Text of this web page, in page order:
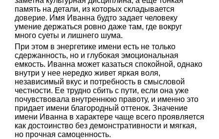
память на детали, из которых складывается
доверие. Имя Иванна будто задает человеку
умение держаться ровно даже там, где вокруг
много суеты и лишнего шума.
При этом в энергетике имени есть не только
сдержанность, но и глубокая эмоциональная
емкость. Иванна может казаться спокойной, однако
внутри у нее нередко живет яркая воля,
независимый вкус и потребность в смысловой
честности. Ее трудно сбить с пути, если она уже
почувствовала внутреннюю правоту, и именно это
придает имени благородный оттенок. Значение
имени Иванна в характере чаще всего проявляется
как достоинство без демонстративности и мягкая,
но прочная самоценность.